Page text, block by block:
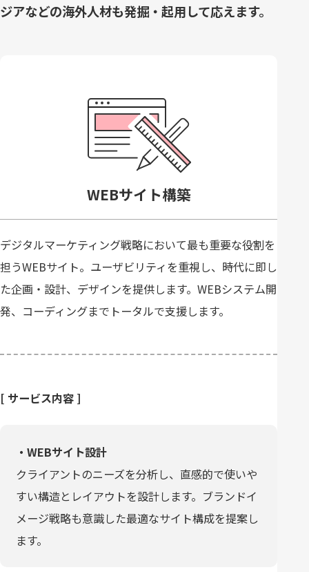
ジアなどの海外人材も発掘・起用して応えます。
WEBサイト構築
デジタルマーケティング戦略において最も重要な役割を
担うWEBサイト。ユーザビリティを重視し、時代に即し
た企画・設計、デザインを提供します。WEBシステム開
発、コーディングまでトータルで支援します。
[ サービス内容 ]
・WEBサイト設計
クライアントのニーズを分析し、直感的で使いや
すい構造とレイアウトを設計します。ブランドイ
メージ戦略も意識した最適なサイト構成を提案し
ます。